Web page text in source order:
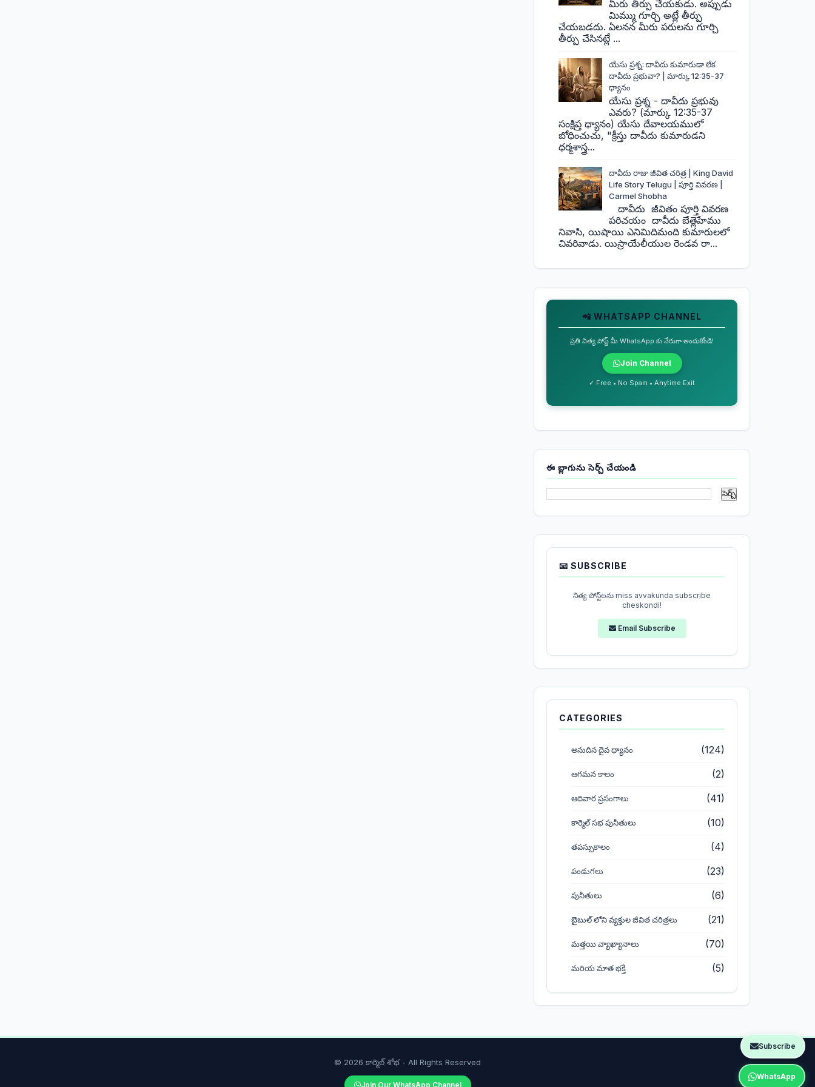
మీరు తీర్పు చేయకుడు. అప్పుడు
మిమ్ము గూర్చి అట్లే తీర్పు
చేయబడదు. ఏలనన మీరు పరులను గూర్చి
తీర్పు చేసినట్లే ...
యేసు ప్రశ్న: దావీదు కుమారుడా లేక
దావీదు ప్రభువా? | మార్కు 12:35-37
ధ్యానం
యేసు ప్రశ్న - దావీదు ప్రభువు
ఎవరు? (మార్కు 12:35-37
సంక్షిప్త ధ్యానం) యేసు దేవాలయములో
బోధించుచు, "క్రీస్తు దావీదు కుమారుడని
ధర్మశాస్త్ర...
దావీదు రాజు జీవిత చరిత్ర | King David
Life Story Telugu | పూర్తి వివరణ |
Carmel Shobha
దావీదు జీవితం పూర్తి వివరణ
పరిచయం దావీదు బేత్లెహేము
నివాసి, యిషాయి ఎనిమిదిమంది కుమారులలో
చివరివాడు. యిస్రాయేలీయుల రెండవ రా...
📲 WHATSAPP CHANNEL
ప్రతి నిత్య పోస్ట్ మీ WhatsApp కు నేరుగా అందుకోండి!
Join Channel
✓ Free • No Spam • Anytime Exit
ఈ బ్లాగును సెర్చ్ చేయండి
📧 SUBSCRIBE
నిత్య పోస్ట్‌లను miss avvakunda subscribe
cheskondi!
Email Subscribe
CATEGORIES
అనుదిన దైవ ధ్యానం (124)
ఆగమన కాలం (2)
ఆదివార ప్రసంగాలు (41)
కార్మెల్ సభ పునీతులు (10)
తపస్సుకాలం (4)
పండుగలు (23)
పునీతులు (6)
బైబుల్ లోని వ్యక్తుల జీవిత చరిత్రలు (21)
మత్తయి వ్యాఖ్యానాలు (70)
మరియ మాత భక్తి (5)
© 2026 కార్మెల్ శోభ - All Rights Reserved
Join Our WhatsApp Channel
Subscribe
WhatsApp